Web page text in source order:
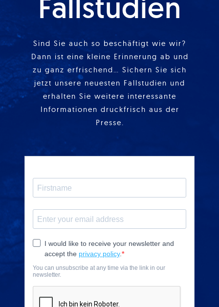
Fallstudien
Sind Sie auch so beschäftigt wie wir?
Dann ist eine kleine Erinnerung ab und
zu ganz erfrischend… Sichern Sie sich
jetzt unsere neuesten Fallstudien und
erhalten Sie weitere interessante
Informationen druckfrisch aus der
Presse.